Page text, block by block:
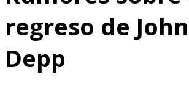
regreso de
Depp